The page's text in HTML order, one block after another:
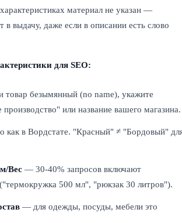
материал не указан —
в выдачу, даже если в описании есть слово
для SEO:
товар безымянный (no name), укажите
производство" или название вашего магазина.
в Вордстате. "Красный" ≠ "Бордовый"
Вес — 30-40% запросов включают
500 мл", "рюкзак 30 литров").
— для одежды, посуды, мебели это